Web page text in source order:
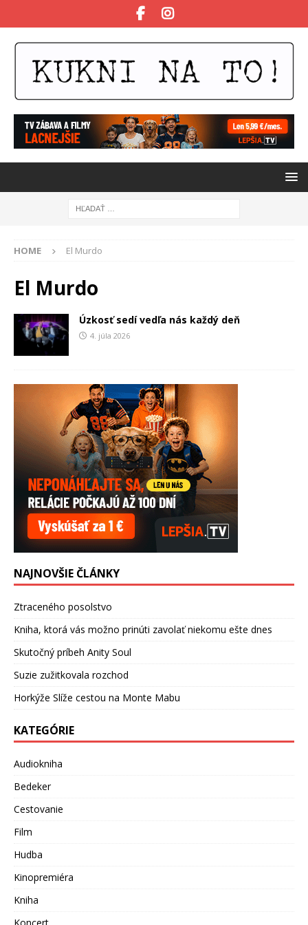
HOME El Murdo
El Murdo
Úzkosť sedí vedľa nás každý deň
4. júla 2026
NAJNOVŠIE ČLÁNKY
Ztraceného posolstvo
Kniha, ktorá vás možno prinúti zavolať niekomu ešte dnes
Skutočný príbeh Anity Soul
Suzie zužitkovala rozchod
Horkýže Slíže cestou na Monte Mabu
KATEGÓRIE
Audiokniha
Bedeker
Cestovanie
Film
Hudba
Kinopremiéra
Kniha
Koncert